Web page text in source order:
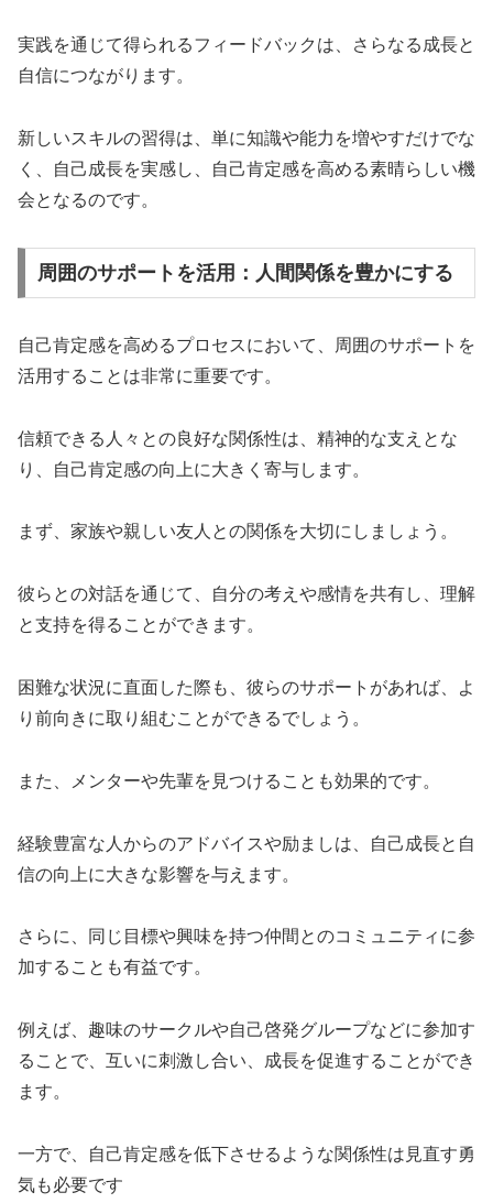
実践を通じて得られるフィードバックは、さらなる成長と
自信につながります。
新しいスキルの習得は、単に知識や能力を増やすだけでな
く、自己成長を実感し、自己肯定感を高める素晴らしい機
会となるのです。
周囲のサポートを活用：人間関係を豊かにする
自己肯定感を高めるプロセスにおいて、周囲のサポートを
活用することは非常に重要です。
信頼できる人々との良好な関係性は、精神的な支えとな
り、自己肯定感の向上に大きく寄与します。
まず、家族や親しい友人との関係を大切にしましょう。
彼らとの対話を通じて、自分の考えや感情を共有し、理解
と支持を得ることができます。
困難な状況に直面した際も、彼らのサポートがあれば、よ
り前向きに取り組むことができるでしょう。
また、メンターや先輩を見つけることも効果的です。
経験豊富な人からのアドバイスや励ましは、自己成長と自
信の向上に大きな影響を与えます。
さらに、同じ目標や興味を持つ仲間とのコミュニティに参
加することも有益です。
例えば、趣味のサークルや自己啓発グループなどに参加す
ることで、互いに刺激し合い、成長を促進することができ
ます。
一方で、自己肯定感を低下させるような関係性は見直す勇
気も必要です